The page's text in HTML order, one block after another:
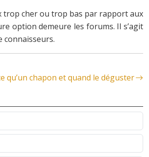
trop cher ou trop bas par rapport aux
option demeure les forums. Il s’agit
connaisseurs.
qu’un chapon et quand le déguster